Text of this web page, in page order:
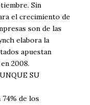
Sin
el crecimiento de
son de las
elabora la
apuestan
2008.
SU
de los